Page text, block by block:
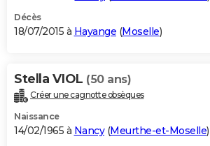
Décès
18/07/2015 à Hayange (Moselle)
Stella VIOL (50 ans)
Créer une cagnotte obsèques
Naissance
14/02/1965 à Nancy(Meurthe-et-Moselle)